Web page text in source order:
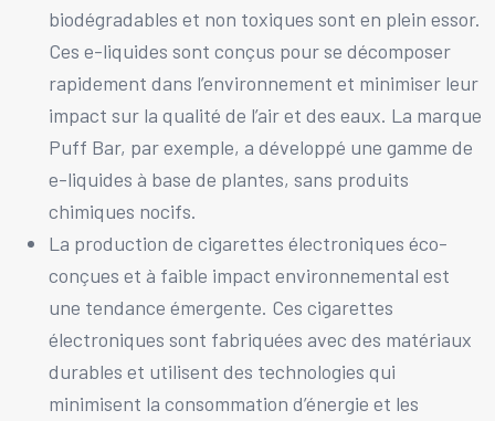
biodégradables et non toxiques sont en plein essor.
Ces e-liquides sont conçus pour se décomposer
rapidement dans l’environnement et minimiser leur
impact sur la qualité de l’air et des eaux. La marque
Puff Bar, par exemple, a développé une gamme de
e-liquides à base de plantes, sans produits
chimiques nocifs.
La production de cigarettes électroniques éco-
conçues et à faible impact environnemental est
une tendance émergente. Ces cigarettes
électroniques sont fabriquées avec des matériaux
durables et utilisent des technologies qui
minimisent la consommation d’énergie et les